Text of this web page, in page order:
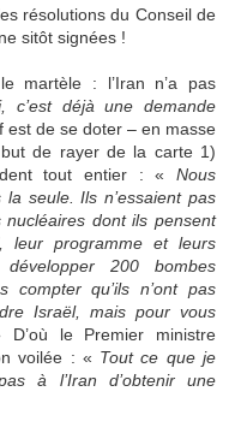
résolutions du Conseil de
sitôt signées !
martèle : l’Iran n’a pas
c’est déjà une demande
est de se doter – en masse
de rayer de la carte 1)
tout entier : « Nous
seule. Ils n’essaient pas
dont ils pensent
leur programme et leurs
200 bombes
qu’ils n’ont pas
Israël, mais pour vous
le Premier ministre
voilée : « Tout ce que je
à l’Iran d’obtenir une